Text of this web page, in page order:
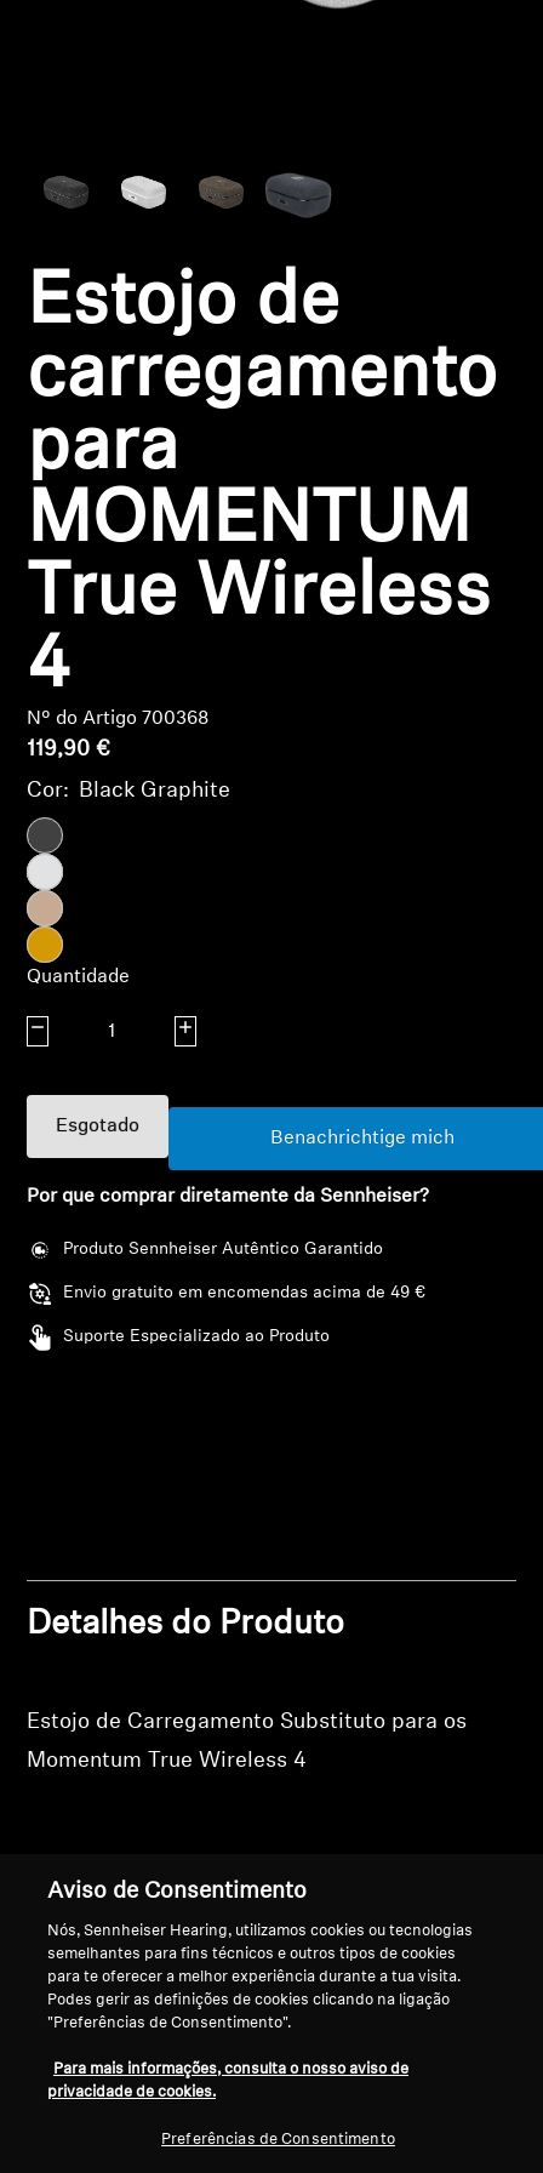
Audição por Categoria
Auscultadores para Audição de TV
Recursos de Audição
Peças e Acessórios Originais para Audição
Barras de som
Descobre a AMBEO
Peças e Acessórios AMBEO
Explorar
Sobre Nós
Inovações
Sound Space
Profissional
Estojo de
carregamento
para
MOMENTUM
True Wireless
4
Nº do Artigo 700368
119,90 €
Cor: Black Graphite
Quantidade
Diminuir quantidadeAumentar quantidade
Esgotado
Benachrichtige mich
Por que comprar diretamente da Sennheiser?
Produto Sennheiser Autêntico Garantido
Envio gratuito em encomendas acima de 49 €
Suporte Especializado ao Produto
Detalhes do Produto
Estojo de Carregamento Substituto para os
Momentum True Wireless 4
Apoio
Voltar ao Topo
Aviso Legal Resolver contrato
Política Global de Privacidade
Termos e Condições Gerais de
Contactos de Imprensa
Aviso de Consentimento
Nós, Sennheiser Hearing, utilizamos cookies ou tecnologias
semelhantes para fins técnicos e outros tipos de cookies
para te oferecer a melhor experiência durante a tua visita.
Podes gerir as definições de cookies clicando na ligação
"Preferências de Consentimento".
Para mais informações, consulta o nosso aviso de
privacidade de cookies.
Preferências de Consentimento
Login required
Log in to your account to add products to your